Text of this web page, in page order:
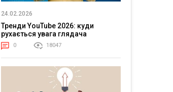
24.02.2026
Тренди YouTube 2026: куди
рухається увага глядача
0 18047